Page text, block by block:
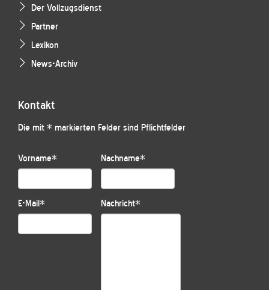
Der Vollzugsdienst
Partner
Lexikon
News-Archiv
Kontakt
Die mit * markierten Felder sind Pflichtfelder
Vorname* Nachname*
E-Mail* Nachricht*